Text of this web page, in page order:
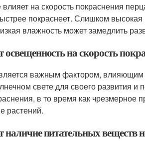
на скорость покраснения
покраснеет. Слишком
влажность может замедлить
на скорость
важным фактором, влияющим
свете для своего развития
в то время как
растений.
питательных веществ